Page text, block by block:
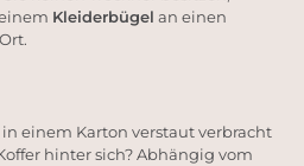
Kleiderbügel an einen
einem Karton verstaut verbracht
hinter sich? Abhängig vom